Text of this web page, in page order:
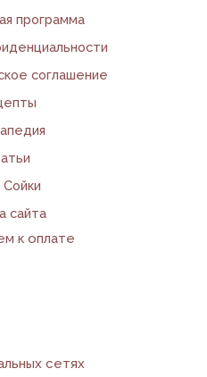
программа
соглашение
сайта
к оплате
сетях